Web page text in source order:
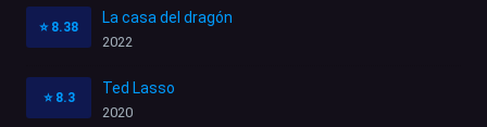
⭐ 8.38
La casa del dragón
2022
⭐ 8.3
Ted Lasso
2020